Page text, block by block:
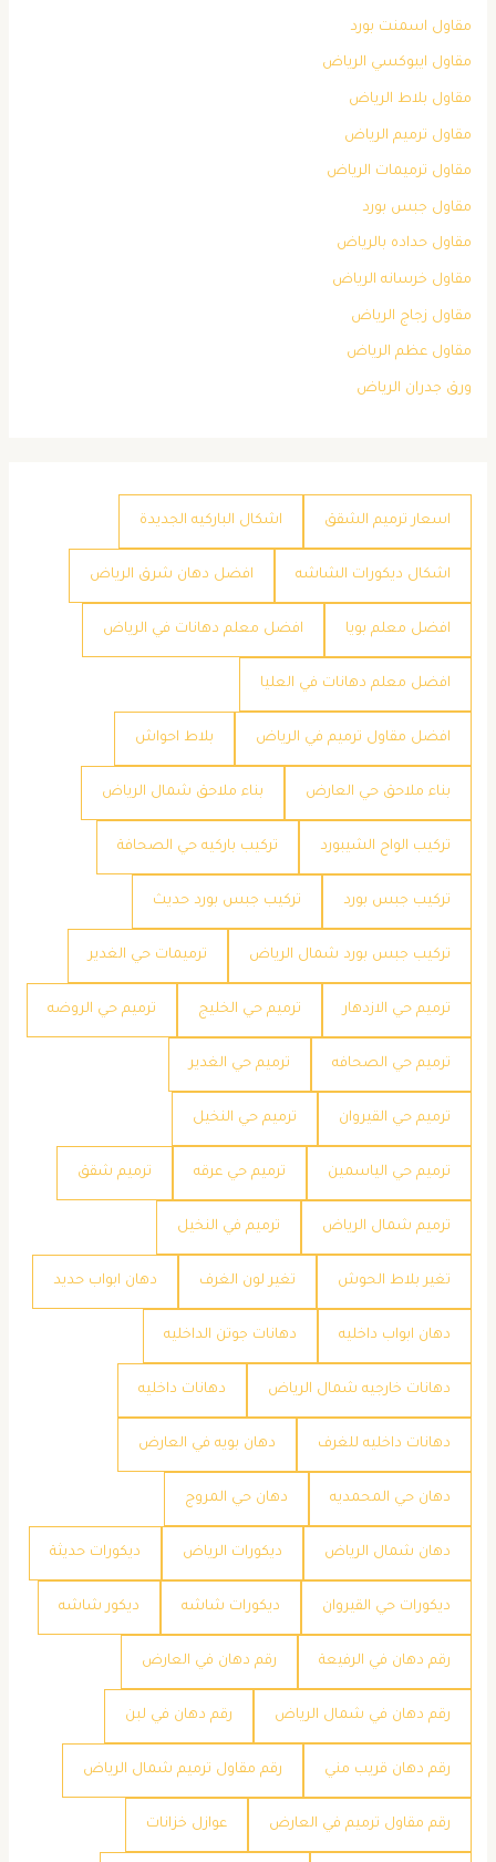
مقاول اسمنت بورد
مقاول ايبوكسي الرياض
مقاول بلاط الرياض
مقاول ترميم الرياض
مقاول ترميمات الرياض
مقاول جبس بورد
مقاول حداده بالرياض
مقاول خرسانه الرياض
مقاول زجاج الرياض
مقاول عظم الرياض
ورق جدران الرياض
اسعار ترميم الشقق اشكال الباركيه الجديدة
اشكال ديكورات الشاشه افضل دهان شرق الرياض
افضل معلم بويا افضل معلم دهانات في الرياض
افضل معلم دهانات في العليا
افضل مقاول ترميم في الرياض بلاط احواش
بناء ملاحق حي العارض بناء ملاحق شمال الرياض
تركيب الواح الشيبورد تركيب باركيه حي الصحافة
تركيب جبس بورد تركيب جبس بورد حديث
تركيب جبس بورد شمال الرياض ترميمات حي الغدير
ترميم حي الازدهار ترميم حي الخليج ترميم حي الروضه
ترميم حي الصحافه ترميم حي الغدير
ترميم حي القيروان ترميم حي النخيل
ترميم حي الياسمين ترميم حي عرقه ترميم شقق
ترميم شمال الرياض ترميم في النخيل
تغير بلاط الحوش تغير لون الغرف دهان ابواب حديد
دهان ابواب داخليه دهانات جوتن الداخليه
دهانات خارجيه شمال الرياض دهانات داخليه
دهانات داخليه للغرف دهان بويه في العارض
دهان حي المحمديه دهان حي المروج
دهان شمال الرياض ديكورات الرياض ديكورات حديثة
ديكورات حي القيروان ديكورات شاشه ديكور شاشه
رقم دهان في الرفيعة رقم دهان في العارض
رقم دهان في شمال الرياض رقم دهان في لبن
رقم دهان قريب مني رقم مقاول ترميم شمال الرياض
رقم مقاول ترميم في العارض عوازل خزانات